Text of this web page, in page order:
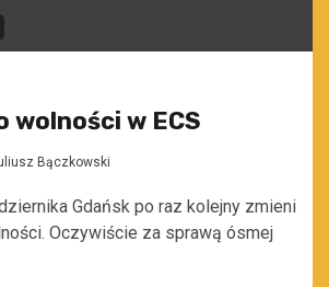
wolności w ECS
Bączkowski
Gdańsk po raz kolejny zmieni
Oczywiście za sprawą ósmej